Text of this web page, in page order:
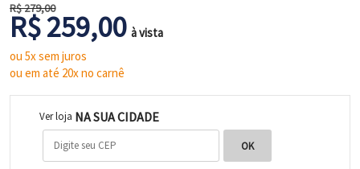
R$ 279,00
R$ 259,00à vista
ou 5x sem juros
ou em até 20x no carnê
Ver loja NA SUA CIDADE